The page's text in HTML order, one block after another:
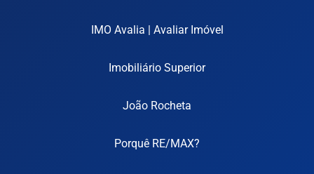
IMO Avalia | Avaliar Imóvel
Imobiliário Superior
João Rocheta
Porquê RE/MAX?